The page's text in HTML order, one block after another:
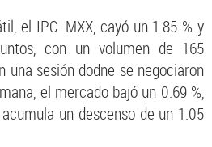
el IPC .MXX, cayó un 1.85 % y
con un volumen de 165
una sesión dodne se negociaron
el mercado bajó un 0.69 %,
un descenso de un 1.05